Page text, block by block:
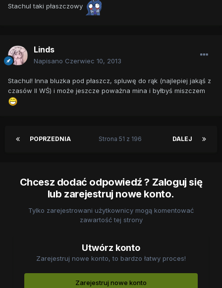
Stachul taki płaszczowy
Linds
Napisano Czerwiec 10, 2013
Stachul! Inna bluzka pod płaszcz, spluwę do rąk (najlepiej jakąś z
czasów II WŚ) i może jeszcze poważna mina i byłbyś miszczem
POPRZEDNIA DALEJ
Strona 51 z 196
Chcesz dodać odpowiedź ? Zaloguj się
lub zarejestruj nowe konto.
Tylko zarejestrowani użytkownicy mogą komentować
zawartość tej strony
Utwórz konto
Zarejestruj nowe konto, to bardzo łatwy proces!
Zarejestruj nowe konto